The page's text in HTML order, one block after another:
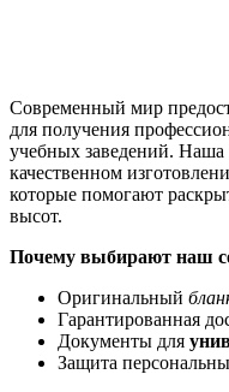
Современный мир
для получения
учебных заведений. Наша
качественном
которые помогают
высот.
Почему выбирают наш
Оригинальный
Гарантированная
Документы для
Защита